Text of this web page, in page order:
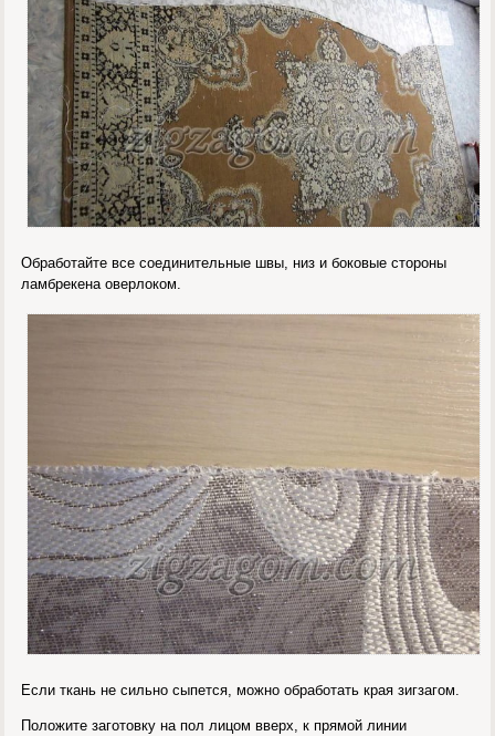
Обработайте все соединительные швы, низ и боковые стороны
ламбрекена оверлоком.
Если ткань не сильно сыпется, можно обработать края зигзагом.
Положите заготовку на пол лицом вверх, к прямой линии